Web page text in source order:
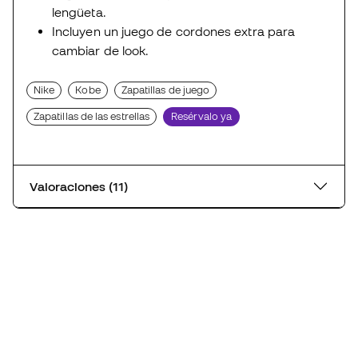
lengüeta.
Incluyen un juego de cordones extra para
cambiar de look.
Nike Kobe Zapatillas de juego
Zapatillas de las estrellas Resérvalo ya
Valoraciones (11)